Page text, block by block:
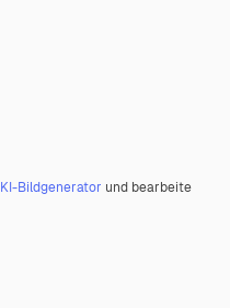
KI-Bildgenerator und bearbeite